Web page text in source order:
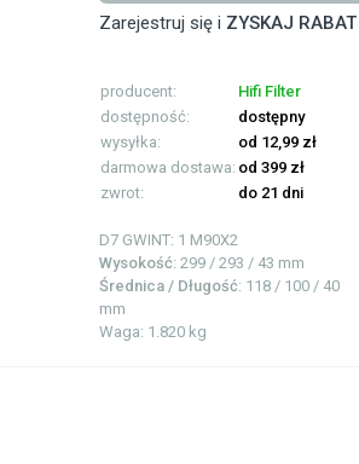
Zarejestruj się i ZYSKAJ RABAT
producent:
Hifi Filter
dostępność:
dostępny
wysyłka:
od 12,99 zł
darmowa dostawa: od 399 zł
zwrot:
do 21 dni
D7 GWINT: 1 M90X2
Wysokość: 299 / 293 / 43 mm
Średnica / Długość: 118 / 100 / 40
mm
Waga: 1.820 kg